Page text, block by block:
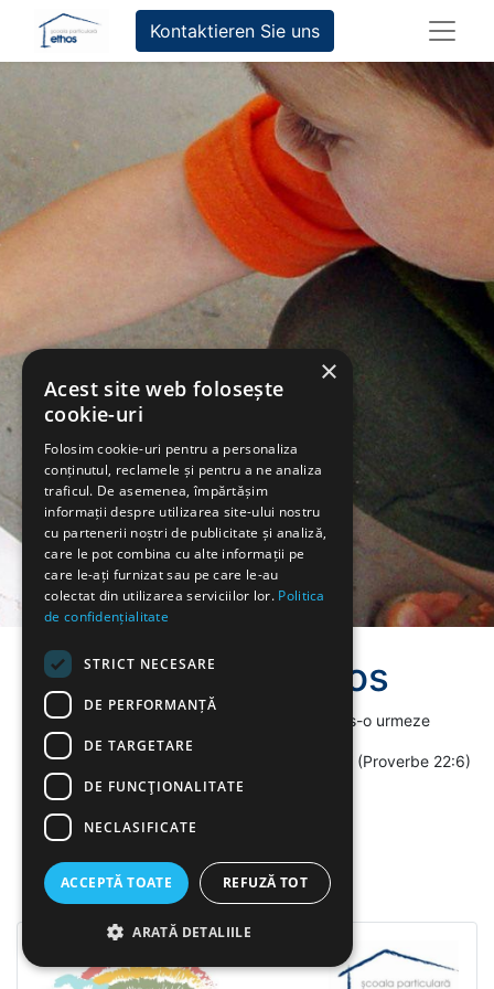
Kontaktieren Sie uns
Grădiniţa Ethos
„Învaţă-l pe copil calea pe care trebuie s-o urmeze
şi când va îmbătrâni nu se va abate de la ea.“ (Proverbe 22:6)
×
Acest site web folosește
cookie-uri
Folosim cookie-uri pentru a personaliza
conținutul, reclamele și pentru a ne analiza
traficul. De asemenea, împărtășim
informații despre utilizarea site-ului nostru
cu partenerii noștri de publicitate și analiză,
care le pot combina cu alte informații pe
care le-ați furnizat sau pe care le-au
colectat din utilizarea serviciilor lor. Politica
de confidențialitate
STRICT NECESARE
DE PERFORMANȚĂ
DE TARGETARE
DE FUNCŢIONALITATE
NECLASIFICATE
ACCEPTĂ TOATE REFUZĂ TOT
ARATĂ DETALIILE